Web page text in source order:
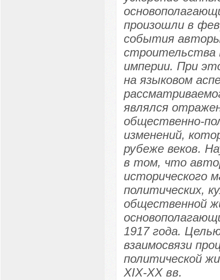
произошли в
события
строительства
империи. При
на языковом
являлся
общественно-
изменений,
рубеже веков.
в том, что
исторического
политических,
общественной
1917 года.
взаимосвязи
политической
XIX-XX вв.